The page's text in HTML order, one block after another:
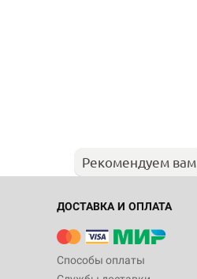
Рекомендуем вам
ДОСТАВКА И ОПЛАТА
Способы оплаты